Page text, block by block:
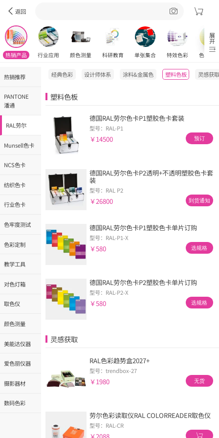
返回
热销产品 行业应用 颜色测量 科研教育 单张集合 特效色彩 色彩工
展开
热销推荐
PANTONE
潘通
RAL劳尔
Munsell色卡
NCS色卡
纺织色卡
行业色卡
色牢度测试
色彩定制
教学工具
对色灯箱
取色仪
颜色测量
美能达仪器
爱色丽仪器
摄影器材
数码色彩
经典色彩 设计师体系 涂料&金属色 塑料色板 灵感获
RAL E6 色彩单页 A6格式的 RAL EFFECT 色
型号：RAL-E6
塑料色板
德国RAL劳尔色卡P1塑胶色卡套装
型号：RAL-P1
￥14500 预订
德国RAL劳尔色卡P2透明+不透明塑胶色卡套
装
型号：RAL P2
￥26800 到货通知
德国RAL劳尔色卡P1塑胶色卡单片订购
型号：RAL-P1-X
￥580 选规格
德国RAL劳尔色卡P2塑胶色卡单片订购
型号：RAL-P2-X
￥580 选规格
灵感获取
RAL色彩趋势盒2027+
型号：trendbox-27
￥1980 无货
劳尔色彩读取仪RAL COLORREADER取色仪
型号：RAL-CR